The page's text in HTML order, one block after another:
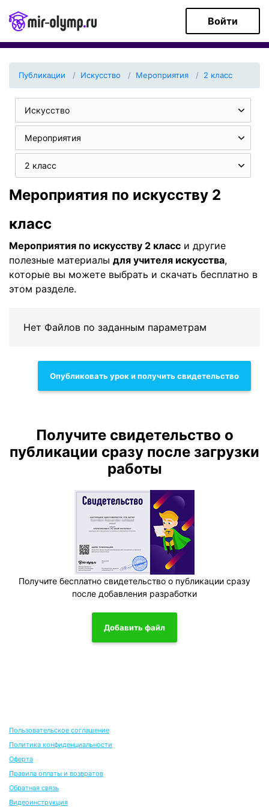
Войти
Публикации Искуcство Мероприятия 2 класс
Искуcство
Мероприятия
2 класс
Мероприятия по искуcству 2
класс
Мероприятия по искуcству 2 класс и другие
полезные материалы для учителя искусcтва,
которые вы можете выбрать и скачать бесплатно в
этом разделе.
Нет Файлов по заданным параметрам
Опубликовать урок и получить свидетельство
Получите свидетельство о
публикации сразу после загрузки
работы
Получите бесплатно свидетельство о публикации сразу
после добавления разработки
Добавить файл
Пользовательское соглашение
Политика конфиденциальности
Оферта
Правила оплаты и возвратов
Обратная связь
Видеоинструкция